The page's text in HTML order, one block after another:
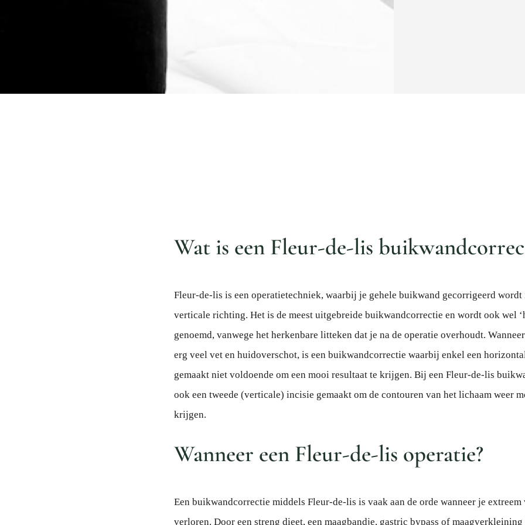
Wat is een Fleur-de-lis
Fleur-de-lis is een operatietechniek, waarbij je gehele buikwand gecorrigeerd
verticale richting. Het is de meest uitgebreide buikwandcorrectie en wordt ook wel
genoemd, vanwege het herkenbare litteken dat je na de operatie overhoudt.
erg veel vet en huidoverschot, is een buikwandcorrectie waarbij enkel een
gemaakt niet voldoende om een mooi resultaat te krijgen. Bij een Fleur-de-lis
ook een tweede (verticale) incisie gemaakt om de contouren van het lichaam weer
krijgen.
Wanneer een Fleur-de-lis operatie?
Een buikwandcorrectie middels Fleur-de-lis is vaak aan de orde wanneer je
verloren. Door een streng dieet, een maagbandje, gastric bypass of